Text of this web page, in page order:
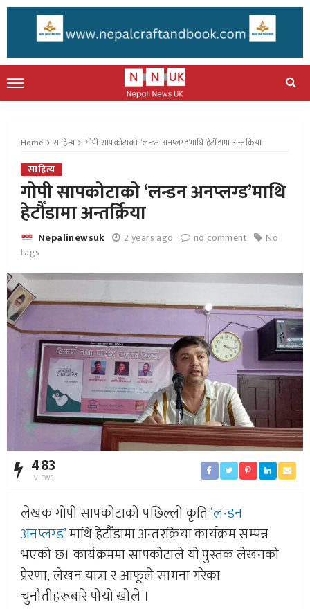
Home साहित्य गोपी सापकोटाको ‘लन्डन अनप्लग्ड’माथि हेटौँडामा अन्तर्क्रिया
साहित्य
गोपी सापकोटाको ‘लन्डन अनप्लग्ड’माथि
हेटौँडामा अन्तर्क्रिया
Nepalinewsuk 2 years ago no comment
No
tags
483
VIEWS
लेखक गोपी सापकोटाको पछिल्लो कृति‘लन्डन
अनप्लग्ड’माथि हेटौँडामा अन्तरक्रिया कार्यक्रम सम्पन्न
भएको छ। कार्यक्रममा सापकोटाले यो पुस्तक लेखनको
प्रेरणा, लेखन यात्रा र आफूले सामना गरेका
चुनौतीहरूबारे पोयो खोले ।